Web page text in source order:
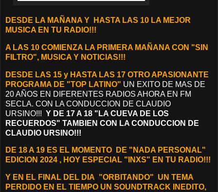
D ESDE LA MAÑANA Y
HASTA LAS 10 LA MEJOR
MUSICA EN TU RADIO!!!
A LAS 10 COMIENZA LA PRIMERA MAÑANA CON "SIN
FILTRO", MUSICA Y NOTICIAS!!!
DESDE LAS 15 y HASTA LAS 17 OTRO APASIONANTE
PROGRAMA DE "TOP LATINO" UN EXITO DE MAS DE
20 AÑOS EN DIFERENTES RADIOS AHORA EN FM
SECLA. CON LA CONDUCCION DE CLAUDIO
URSINO!!! Y DE 17 A 18 "LA CUEVA DE LOS
RECUERDOS" TAMBIEN CON LA CONDUCCION DE
CLAUDIO URSINO!!!
DE 18 A 19 ES EL MOMENTO DE "NADA PERSONAL"
EDICION 2024 , HOY ESPECIAL "INXS" EN TU RADIO!!!
Y EN EL FINAL DEL DIA "ORBITANDO" UN TEMA
PERDIDO EN EL TIEMPO UN SOUNDTRACK INEDITO,